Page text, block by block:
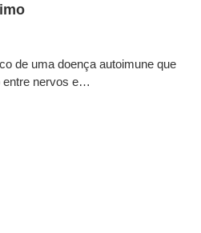
de uma doença autoimune que
entre nervos e…